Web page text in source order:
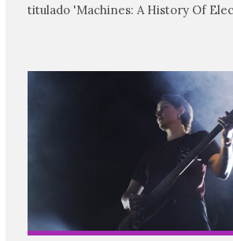
titulado 'Machines: A History Of